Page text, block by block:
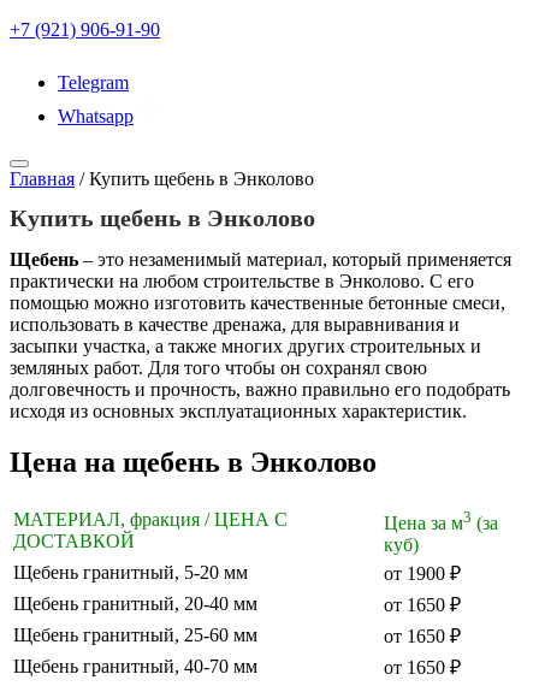
+7 (921) 906-91-90
Telegram
Whatsapp
Главная /Купить щебень в Энколово
Купить щебень в Энколово
Щебень – это незаменимый материал, который применяется
практически на любом строительстве в Энколово. С его
помощью можно изготовить качественные бетонные смеси,
использовать в качестве дренажа, для выравнивания и
засыпки участка, а также многих других строительных и
земляных работ. Для того чтобы он сохранял свою
долговечность и прочность, важно правильно его подобрать
исходя из основных эксплуатационных характеристик.
Цена на щебень в Энколово
МАТЕРИАЛ, фракция / ЦЕНА С
ДОСТАВКОЙ
Цена за м3 (за
куб)
Щебень гранитный, 5-20 мм
от 1900 ₽
Щебень гранитный, 20-40 мм
от 1650 ₽
Щебень гранитный, 25-60 мм
от 1650 ₽
Щебень гранитный, 40-70 мм
от 1650 ₽